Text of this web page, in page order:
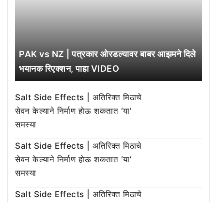
PAK vs NZ | पत्रकार ओरडल्यावर बाबर आझमने दिले
भयानक रिएक्शन, पाहा VIDEO
Salt Side Effects | अतिरिक्त मिठाचे
सेवन केल्याने निर्माण होऊ शकतात ‘या’
समस्या
Salt Side Effects | अतिरिक्त मिठाचे
सेवन केल्याने निर्माण होऊ शकतात ‘या’
समस्या
Salt Side Effects | अतिरिक्त मिठाचे